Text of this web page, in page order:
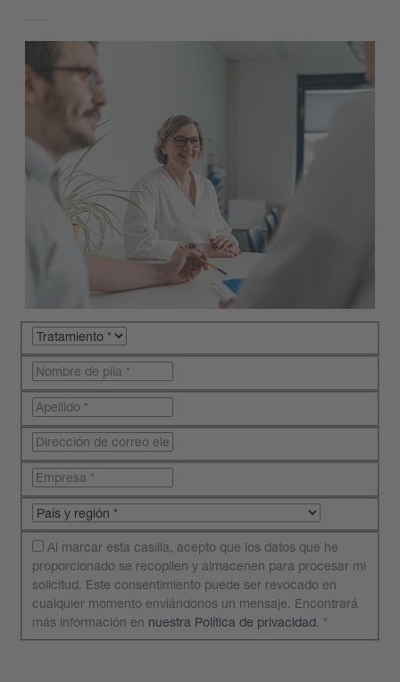
Al marcar esta casilla, acepto que los datos que he
proporcionado se recopilen y almacenen para procesar mi
solicitud. Este consentimiento puede ser revocado en
cualquier momento enviándonos un mensaje. Encontrará
más información en nuestra Política de privacidad. *